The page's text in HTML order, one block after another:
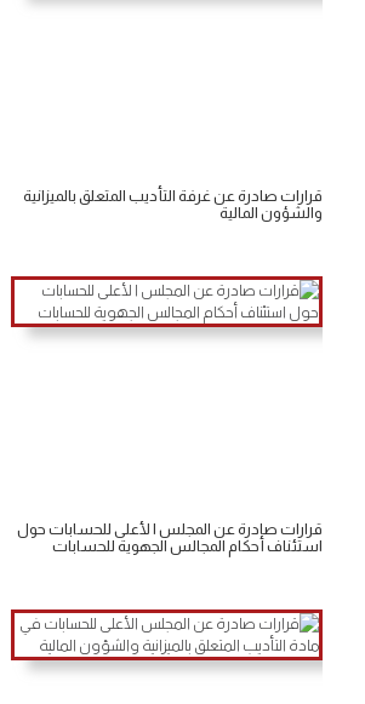
قرارات صادرة عن غرفة التأديب المتعلق بالميزانية
والشؤون المالية
قرارات صادرة عن المجلس ا لأعلى للحسابات حول
استئناف أحكام المجالس الجهوية للحسابات